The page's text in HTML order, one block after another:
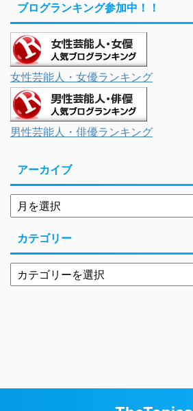
ブログランキング参加中！！
女性芸能人・女優ランキング
男性芸能人・俳優ランキング
アーカイブ
カテゴリー